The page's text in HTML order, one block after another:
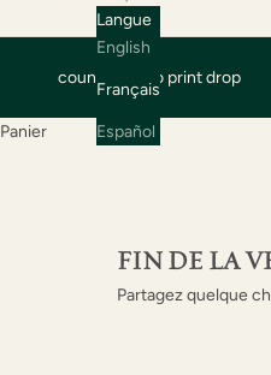
Langue
English
Français
Español
countdown to print drop
Panier
FIN DE LA
Partagez quelque